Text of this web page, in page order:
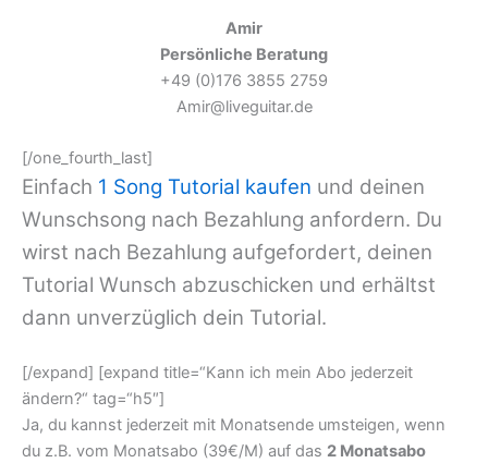
Amir
Persönliche Beratung
+49 (0)176 3855 2759
Amir@liveguitar.de
[/one_fourth_last]
Einfach 1 Song Tutorial kaufen und deinen
Wunschsong nach Bezahlung anfordern. Du
wirst nach Bezahlung aufgefordert, deinen
Tutorial Wunsch abzuschicken und erhältst
dann unverzüglich dein Tutorial.
[/expand] [expand title=“Kann ich mein Abo jederzeit
ändern?“ tag=“h5″]
Ja, du kannst jederzeit mit Monatsende umsteigen, wenn
du z.B. vom Monatsabo (39€/M) auf das 2 Monatsabo